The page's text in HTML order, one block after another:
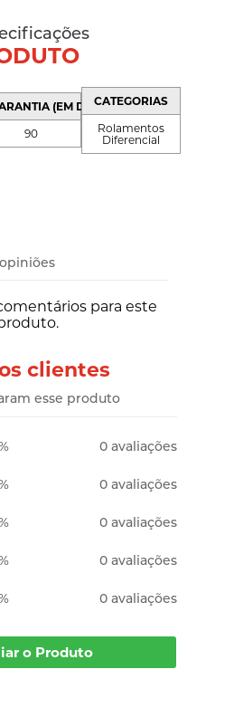
(EM DIAS)
90
CATEGORIAS
Rolamentos
Diferencial
para este
clientes
esse produto
0 avaliações
0 avaliações
0 avaliações
0 avaliações
0 avaliações
o Produto